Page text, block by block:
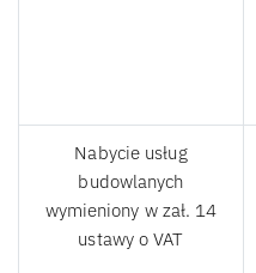
Nabycie usług
budowlanych
wymieniony w zał. 14
ustawy o VAT